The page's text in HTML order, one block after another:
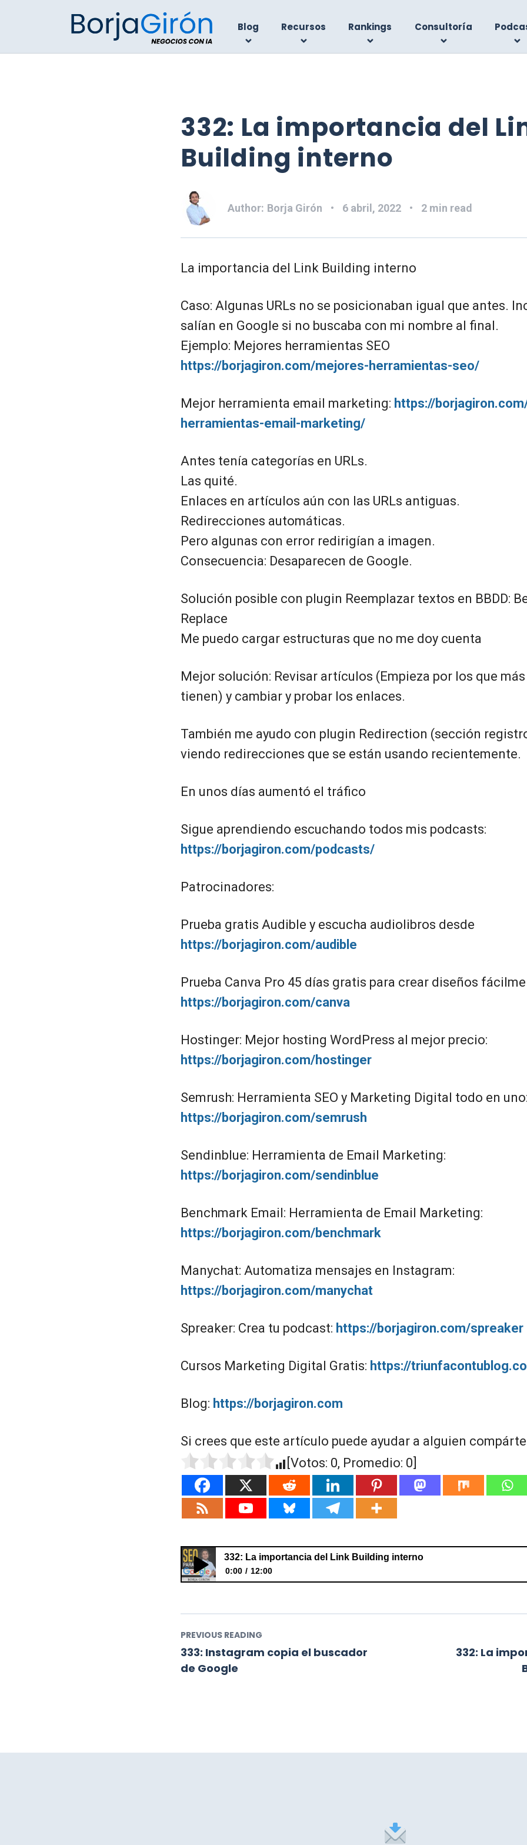
Blog Recursos Rankings Consultoría
332: La importancia del
Building interno
Author: Borja Girón 6 abril, 2022 2 min read
La importancia del Link Building interno
Caso: Algunas URLs no se posicionaban igual que antes.
salían en Google si no buscaba con mi nombre al final.
Ejemplo: Mejores herramientas SEO
https://borjagiron.com/mejores-herramientas-seo/
Mejor herramienta email marketing: https://
herramientas-email-marketing/
Antes tenía categorías en URLs.
Las quité.
Enlaces en artículos aún con las URLs antiguas.
Redirecciones automáticas.
Pero algunas con error redirigían a imagen.
Consecuencia: Desaparecen de Google.
Solución posible con plugin Reemplazar textos en BBDD:
Replace
Me puedo cargar estructuras que no me doy cuenta
Mejor solución: Revisar artículos (Empieza por los que
tienen) y cambiar y probar los enlaces.
También me ayudo con plugin Redirection (sección
viendo redirecciones que se están usando recientemente.
En unos días aumentó el tráfico
Sigue aprendiendo escuchando todos mis podcasts:
https://borjagiron.com/podcasts/
Patrocinadores:
Prueba gratis Audible y escucha audiolibros desde
https://borjagiron.com/audible
Prueba Canva Pro 45 días gratis para crear diseños
https://borjagiron.com/canva
Hostinger: Mejor hosting WordPress al mejor precio:
https://borjagiron.com/hostinger
Semrush: Herramienta SEO y Marketing Digital todo en
https://borjagiron.com/semrush
Sendinblue: Herramienta de Email Marketing:
https://borjagiron.com/sendinblue
Benchmark Email: Herramienta de Email Marketing:
https://borjagiron.com/benchmark
Manychat: Automatiza mensajes en Instagram:
https://borjagiron.com/manychat
Spreaker: Crea tu podcast: https://borjagiron.com/spreaker
Cursos Marketing Digital Gratis: https://
Blog: https://borjagiron.com
Si crees que este artículo puede ayudar a alguien
[Votos: 0, Promedio: 0
332: La importancia del Link Building interno
0:00 12:00
PREVIOUS READING
333: Instagram copia el buscador
de Google
332: La